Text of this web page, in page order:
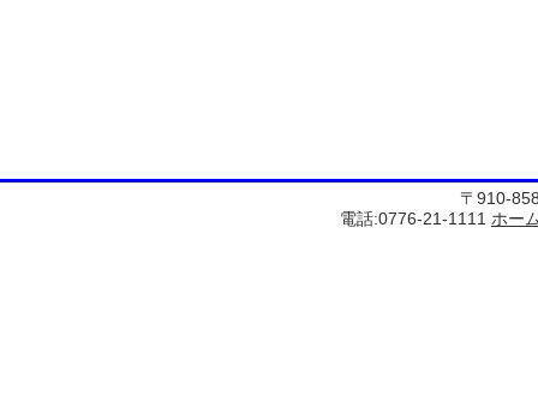
〒910-
電話:0776-21-1111 ホー